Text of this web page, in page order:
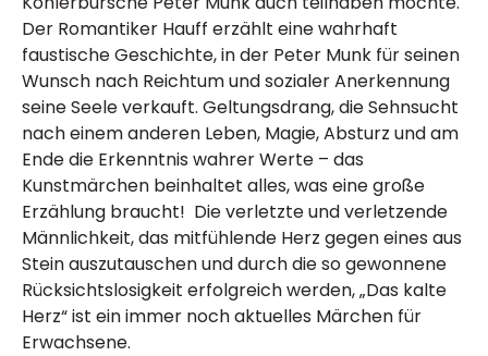
Der Romantiker Hauff erzählt eine wahrhaft
faustische Geschichte, in der Peter Munk für seinen
Wunsch nach Reichtum und sozialer Anerkennung
seine Seele verkauft. Geltungsdrang, die Sehnsucht
nach einem anderen Leben, Magie, Absturz und am
Ende die Erkenntnis wahrer Werte – das
Kunstmärchen beinhaltet alles, was eine große
Erzählung braucht! Die verletzte und verletzende
Männlichkeit, das mitfühlende Herz gegen eines aus
Stein auszutauschen und durch die so gewonnene
Rücksichtslosigkeit erfolgreich werden, „Das kalte
Herz“ ist ein immer noch aktuelles Märchen für
Erwachsene.